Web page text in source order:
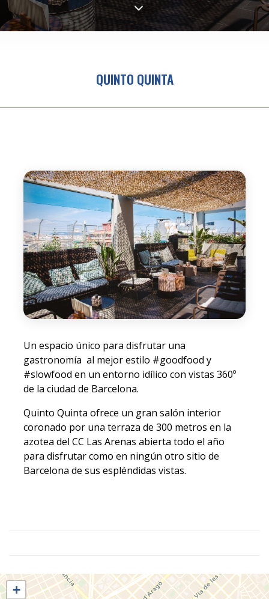
QUINTO QUINTA
Un espacio único para disfrutar una
gastronomía al mejor estilo #goodfood y
#slowfood en un entorno idílico con vistas 360º
de la ciudad de Barcelona.
Quinto Quinta ofrece un gran salón interior
coronado por una terraza de 300 metros en la
azotea del CC Las Arenas abierta todo el año
para disfrutar como en ningún otro sitio de
Barcelona de sus espléndidas vistas.
+